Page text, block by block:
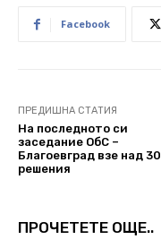
Facebook
ПРЕДИШНА СТАТИЯ
На последното си
заседание ОбС –
Благоевград взе над 30
решения
ПРОЧЕТЕТЕ ОЩЕ..